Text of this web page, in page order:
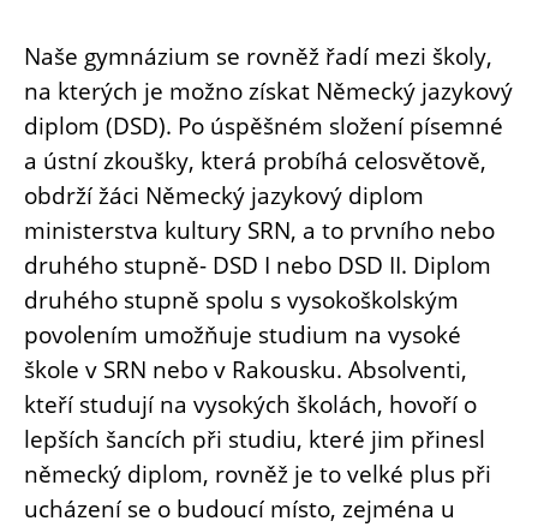
Naše gymnázium se rovněž řadí mezi školy,
na kterých je možno získat Německý jazykový
diplom (DSD). Po úspěšném složení písemné
a ústní zkoušky, která probíhá celosvětově,
obdrží žáci Německý jazykový diplom
ministerstva kultury SRN, a to prvního nebo
druhého stupně- DSD I nebo DSD II. Diplom
druhého stupně spolu s vysokoškolským
povolením umožňuje studium na vysoké
škole v SRN nebo v Rakousku. Absolventi,
kteří studují na vysokých školách, hovoří o
lepších šancích při studiu, které jim přinesl
německý diplom, rovněž je to velké plus při
ucházení se o budoucí místo, zejména u